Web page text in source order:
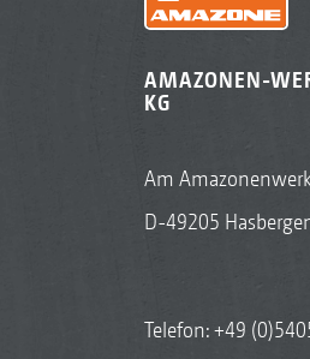
AMAZONEN-
KG
Am
D-49205
Telefon:+49